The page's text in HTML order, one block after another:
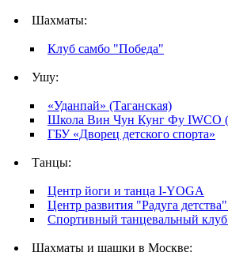
Шахматы:
Клуб самбо "Победа"
Ушу:
«Уданпай» (Таганская)
Школа Вин Чун Кунг Фу IWCO
ГБУ «Дворец детского спорта»
Танцы:
Центр йоги и танца I-YOGA
Центр развития "Радуга
Спортивный танцевальный
Шахматы и шашки в Москве: